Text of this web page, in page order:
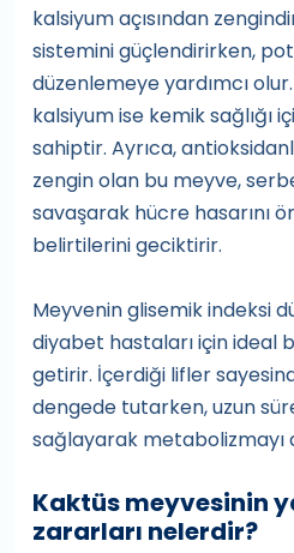
kalsiyum açısından
sistemini güçlendirirken,
düzenlemeye yardımcı
kalsiyum ise kemik sağlığı
sahiptir. Ayrıca,
zengin olan bu meyve,
savaşarak hücre hasarını
belirtilerini geciktirir.
Meyvenin glisemik indeksi
diyabet hastaları için ideal
getirir. İçerdiği lifler
dengede tutarken, uzun
sağlayarak metabolizmayı
Kaktüs meyvesinin
zararları nelerdir?